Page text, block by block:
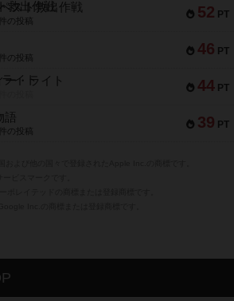
52 PT
スト救出作戦
件の投稿
46 PT
件の投稿
44 PT
・ライト
39 PT
語
の投稿